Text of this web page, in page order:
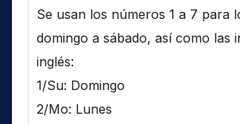
Se usan los números 1 a 7 para
domingo a sábado, así como las
inglés:
1/Su: Domingo
2/Mo: Lunes